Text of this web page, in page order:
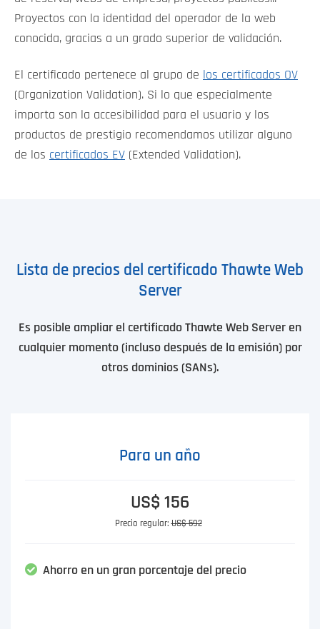
Proyectos con la identidad del operador de la web
conocida, gracias a un grado superior de validación.
El certificado pertenece al grupo de
los certificados OV
(Organization Validation). Si lo que especialmente
importa son la accesibilidad para el usuario y los
productos de prestigio recomendamos utilizar alguno
de los certificados EV (Extended Validation).
Lista de precios del certificado Thawte Web
Server
Es posible ampliar el certificado Thawte Web Server en
cualquier momento (incluso después de la emisión) por
otros dominios (SANs).
Para un año
US$ 156
Precio regular:US$ 592
Ahorro en un gran porcentaje del precio